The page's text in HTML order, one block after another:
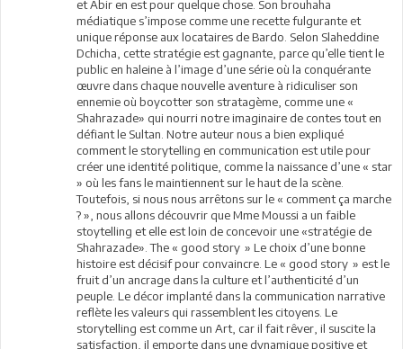
et Abir en est pour quelque chose. Son brouhaha
médiatique s’impose comme une recette fulgurante et
unique réponse aux locataires de Bardo. Selon Slaheddine
Dchicha, cette stratégie est gagnante, parce qu’elle tient le
public en haleine à l’image d’une série où la conquérante
œuvre dans chaque nouvelle aventure à ridiculiser son
ennemie où boycotter son stratagème, comme une «
Shahrazade» qui nourri notre imaginaire de contes tout en
défiant le Sultan. Notre auteur nous a bien expliqué
comment le storytelling en communication est utile pour
créer une identité politique, comme la naissance d’une « star
» où les fans le maintiennent sur le haut de la scène.
Toutefois, si nous nous arrêtons sur le « comment ça marche
? », nous allons découvrir que Mme Moussi a un faible
stoytelling et elle est loin de concevoir une «stratégie de
Shahrazade». The « good story » Le choix d’une bonne
histoire est décisif pour convaincre. Le « good story » est le
fruit d’un ancrage dans la culture et l’authenticité d’un
peuple. Le décor implanté dans la communication narrative
reflète les valeurs qui rassemblent les citoyens. Le
storytelling est comme un Art, car il fait rêver, il suscite la
satisfaction, il emporte dans une dynamique positive et